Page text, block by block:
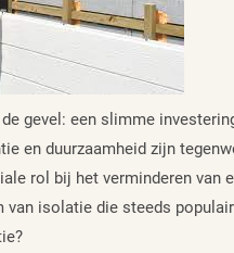
gevel: een slimme
en duurzaamheid zijn
rol bij het verminderen van
van isolatie die steeds